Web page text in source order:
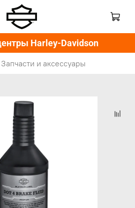
Harley-Davidson
Запчасти и аксессуары